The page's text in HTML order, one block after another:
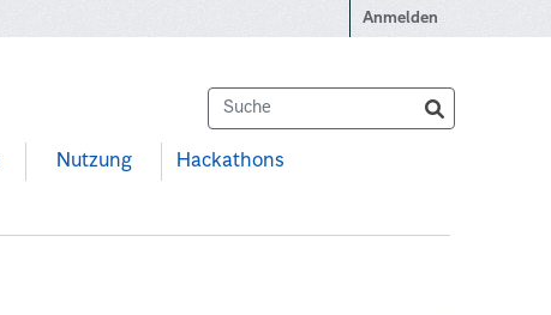
Anmelden
Nutzung Hackathons